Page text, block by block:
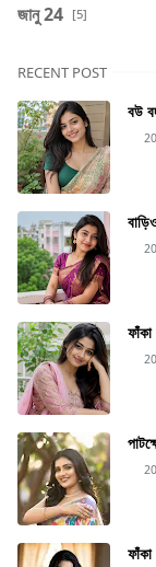
জানু 24 [5]
RECENT POST
বউ